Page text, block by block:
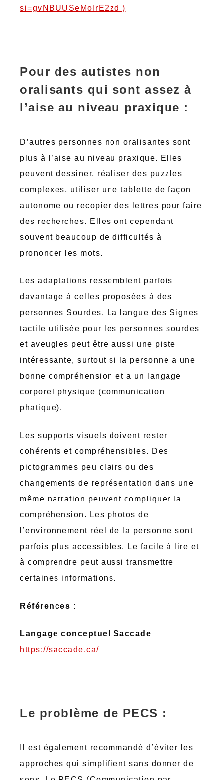
si=gvNBUUSeMoIrE2zd )
Pour des autistes non
oralisants qui sont assez à
l’aise au niveau praxique :
D’autres personnes non oralisantes sont
plus à l’aise au niveau praxique. Elles
peuvent dessiner, réaliser des puzzles
complexes, utiliser une tablette de façon
autonome ou recopier des lettres pour faire
des recherches. Elles ont cependant
souvent beaucoup de difficultés à
prononcer les mots.
Les adaptations ressemblent parfois
davantage à celles proposées à des
personnes Sourdes. La langue des Signes
tactile utilisée pour les personnes sourdes
et aveugles peut être aussi une piste
intéressante, surtout si la personne a une
bonne compréhension et a un langage
corporel physique (communication
phatique).
Les supports visuels doivent rester
cohérents et compréhensibles. Des
pictogrammes peu clairs ou des
changements de représentation dans une
même narration peuvent compliquer la
compréhension. Les photos de
l’environnement réel de la personne sont
parfois plus accessibles. Le facile à lire et
à comprendre peut aussi transmettre
certaines informations.
Références :
Langage conceptuel Saccade
https://saccade.ca/
Le problème de PECS :
Il est également recommandé d’éviter les
approches qui simplifient sans donner de